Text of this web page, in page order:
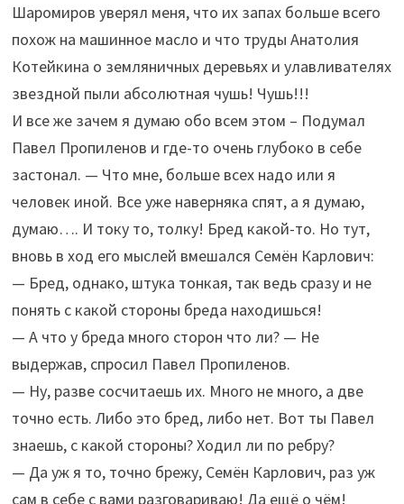
Шаромиров уверял меня, что их запах больше всего
похож на машинное масло и что труды Анатолия
Котейкина о земляничных деревьях и улавливателях
звездной пыли абсолютная чушь! Чушь!!!
И все же зачем я думаю обо всем этом – Подумал
Павел Пропиленов и где-то очень глубоко в себе
застонал. — Что мне, больше всех надо или я
человек иной. Все уже наверняка спят, а я думаю,
думаю…. И току то, толку! Бред какой-то. Но тут,
вновь в ход его мыслей вмешался Семён Карлович:
— Бред, однако, штука тонкая, так ведь сразу и не
понять с какой стороны бреда находишься!
— А что у бреда много сторон что ли? — Не
выдержав, спросил Павел Пропиленов.
— Ну, разве сосчитаешь их. Много не много, а две
точно есть. Либо это бред, либо нет. Вот ты Павел
знаешь, с какой стороны? Ходил ли по ребру?
— Да уж я то, точно брежу, Семён Карлович, раз уж
сам в себе с вами разговариваю! Да ещё о чём!